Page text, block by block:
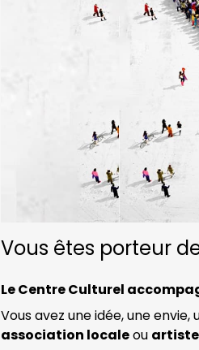
Vous êtes porteur
Le Centre Culturel
Vous avez une idée, une
association localeou artiste